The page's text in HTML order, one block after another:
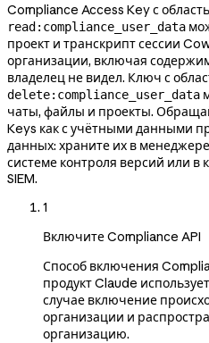
Compliance Access Key с
read:compliance_user_data
проект и транскрипт сессии
организации, включая
владелец не видел. Ключ с
delete:compliance_user_data
чаты, файлы и проекты.
Keys как с учётными данными
данных: храните их в
системе контроля версий или в
SIEM.
1
Включите Compliance API
Способ включения
продукт Claude
случае включение
организации и
организацию.